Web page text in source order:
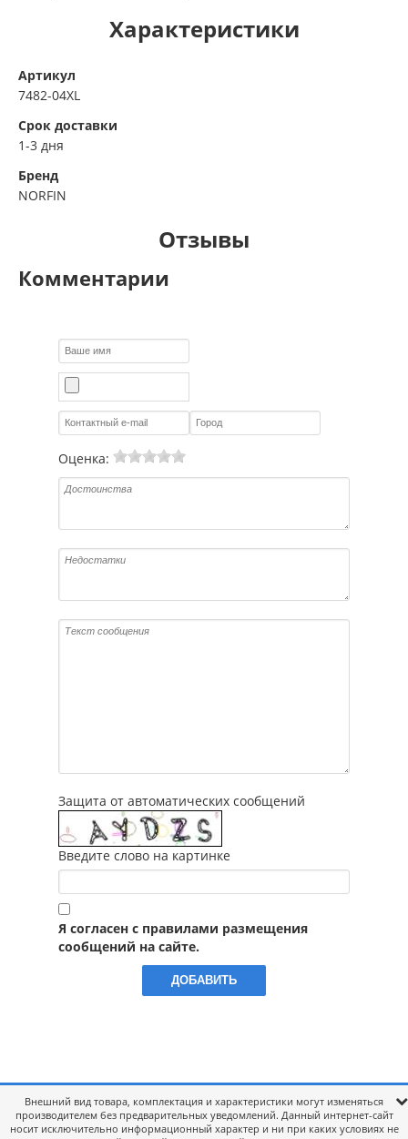
Характеристики
Артикул
7482-04XL
Срок доставки
1-3 дня
Бренд
NORFIN
Отзывы
Комментарии
Оценка:
Защита от автоматических сообщений
Введите слово на картинке
Я согласен с правилами размещения
сообщений на сайте.
Внешний вид товара, комплектация и характеристики могут изменяться
производителем без предварительных уведомлений. Данный интернет-сайт
носит исключительно информационный характер и ни при каких условиях не